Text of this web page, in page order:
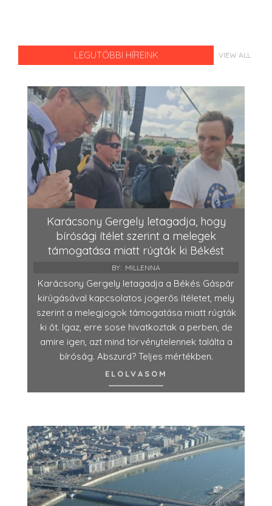
LEGUTÓBBI HÍREINK VIEW ALL
Karácsony Gergely letagadja, hogy
bírósági ítélet szerint a melegek
támogatása miatt rúgták ki Békést
BY: MILLENNA
Karácsony Gergely letagadja a Békés Gáspár
kirúgásával kapcsolatos jogerős ítéletet, mely
szerint a melegjogok támogatása miatt rúgták
ki őt. Igaz, erre sose hivatkoztak a perben, de
amire igen, azt mind törvénytelennek találta a
bíróság. Abszurd? Teljes mértékben.
ELOLVASOM